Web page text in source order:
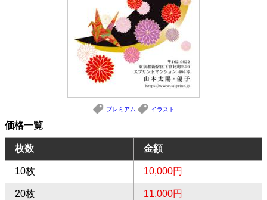
プレミアム イラスト
価格一覧
枚数 金額
10枚 10,000円
20枚 11,000円